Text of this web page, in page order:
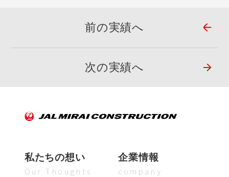
前の実績へ
次の実績へ
私たちの想い
Our Thoughts
企業情報
company